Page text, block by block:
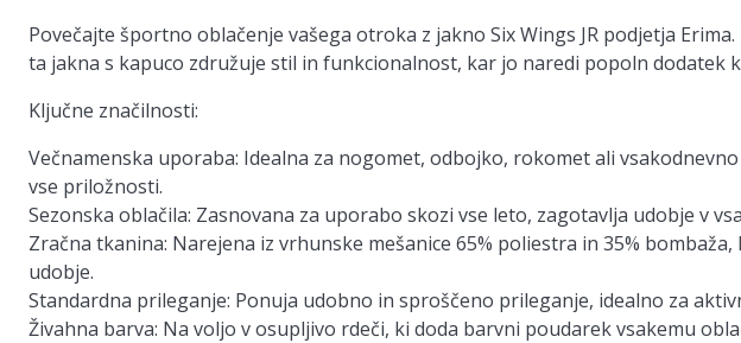
Povečajte športno oblačenje vašega otroka z jakno Six Wings JR podjetja
ta jakna s kapuco združuje stil in funkcionalnost, kar jo naredi popoln dodatek
Ključne značilnosti:
Večnamenska uporaba: Idealna za nogomet, odbojko, rokomet ali
vse priložnosti.
Sezonska oblačila: Zasnovana za uporabo skozi vse leto, zagotavlja udobje v
Zračna tkanina: Narejena iz vrhunske mešanice 65% poliestra in 35%
udobje.
Standardna prileganje: Ponuja udobno in sproščeno prileganje, idealno za
Živahna barva: Na voljo v osupljivo rdeči, ki doda barvni poudarek vsakemu